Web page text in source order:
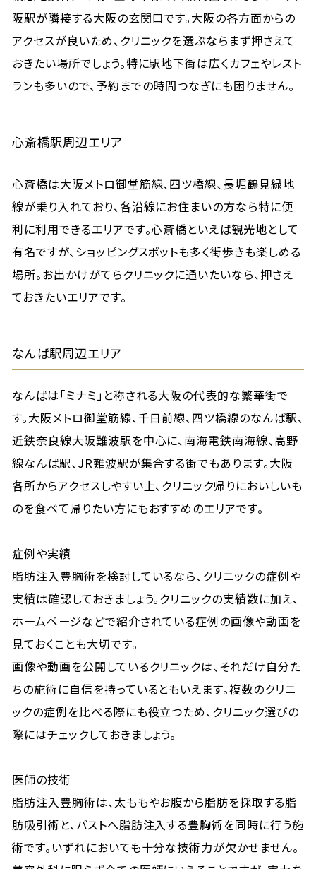
阪駅が隣接する大阪の玄関口です。大阪の各方面からの
アクセスが良いため、クリニックを選ぶならまず押さえて
おきたい場所でしょう。特に駅地下街は広くカフェやレスト
ランも多いので、予約までの時間つなぎにも困りません。
心斎橋駅周辺エリア
心斎橋は大阪メトロ御堂筋線、四ツ橋線、長堀鶴見緑地
線が乗り入れており、各沿線にお住まいの方なら特に便
利に利用できるエリアです。心斎橋といえば観光地として
有名ですが、ショッピングスポットも多く街歩きも楽しめる
場所。お出かけがてらクリニックに通いたいなら、押さえ
ておきたいエリアです。
なんば駅周辺エリア
なんばは「ミナミ」と称される大阪の代表的な繁華街で
す。大阪メトロ御堂筋線、千日前線、四ツ橋線のなんば駅、
近鉄奈良線大阪難波駅を中心に、南海電鉄南海線、高野
線なんば駅、JR難波駅が集合する街でもあります。大阪
各所からアクセスしやすい上、クリニック帰りにおいしいも
のを食べて帰りたい方にもおすすめのエリアです。
症例や実績
脂肪注入豊胸術を検討しているなら、クリニックの症例や
実績は確認しておきましょう。クリニックの実績数に加え、
ホームページなどで紹介されている症例の画像や動画を
見ておくことも大切です。
画像や動画を公開しているクリニックは、それだけ自分た
ちの施術に自信を持っているともいえます。複数のクリニ
ックの症例を比べる際にも役立つため、クリニック選びの
際にはチェックしておきましょう。
医師の技術
脂肪注入豊胸術は、太ももやお腹から脂肪を採取する脂
肪吸引術と、バストへ脂肪注入する豊胸術を同時に行う施
術です。いずれにおいても十分な技術力が欠かせません。